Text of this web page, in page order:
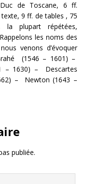
de Toscane, 6 ff.
9 ff. de tables , 75
la plupart répétées,
les noms des
venons d’évoquer
(1546 – 1601) –
– 1630) – Descartes
– Newton (1643 –
publiée.